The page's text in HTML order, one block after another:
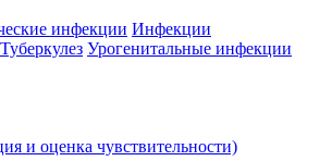
инфекции Инфекции
Туберкулез Урогенитальные инфекции
и оценка чувствительности)